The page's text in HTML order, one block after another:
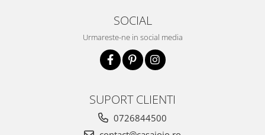
SOCIAL
Urmareste-ne in social media
SUPORT CLIENTI
0726844500